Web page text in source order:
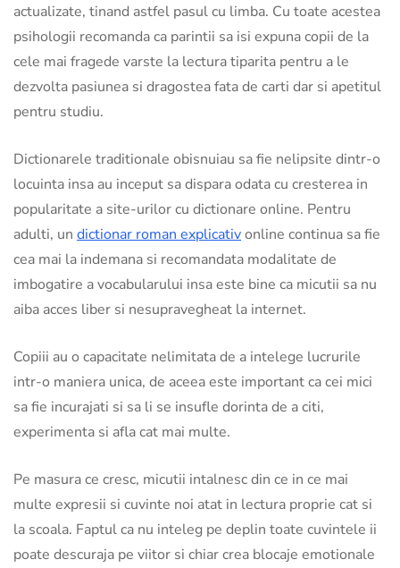
actualizate, tinand astfel pasul cu limba. Cu toate acestea
psihologii recomanda ca parintii sa isi expuna copii de la
cele mai fragede varste la lectura tiparita pentru a le
dezvolta pasiunea si dragostea fata de carti dar si apetitul
pentru studiu.
Dictionarele traditionale obisnuiau sa fie nelipsite dintr-o
locuinta insa au inceput sa dispara odata cu cresterea in
popularitate a site-urilor cu dictionare online. Pentru
adulti, un dictionar roman explicativonline continua sa fie
cea mai la indemana si recomandata modalitate de
imbogatire a vocabularului insa este bine ca micutii sa nu
aiba acces liber si nesupravegheat la internet.
Copiii au o capacitate nelimitata de a intelege lucrurile
intr-o maniera unica, de aceea este important ca cei mici
sa fie incurajati si sa li se insufle dorinta de a citi,
experimenta si afla cat mai multe.
Pe masura ce cresc, micutii intalnesc din ce in ce mai
multe expresii si cuvinte noi atat in lectura proprie cat si
la scoala. Faptul ca nu inteleg pe deplin toate cuvintele ii
poate descuraja pe viitor si chiar crea blocaje emotionale